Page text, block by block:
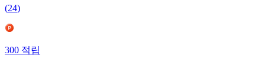
(24)
300적립